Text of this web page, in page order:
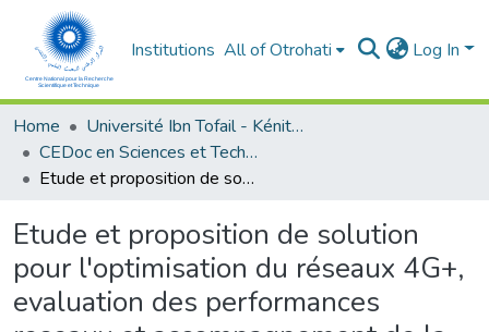
Institutions All of Otrohati Log In
Home
Université Ibn Tofail - Kénitra
CEDoc en Sciences et Techniques et Sciences Médicales (CED - STSM)
Etude et proposition de solution pour l'optimisation du réseaux 4G+, evaluation des performances reseaux et accompagnement de la qualité de sérvices vers la 5G
Etude et proposition de solution
pour l'optimisation du réseaux 4G+,
evaluation des performances